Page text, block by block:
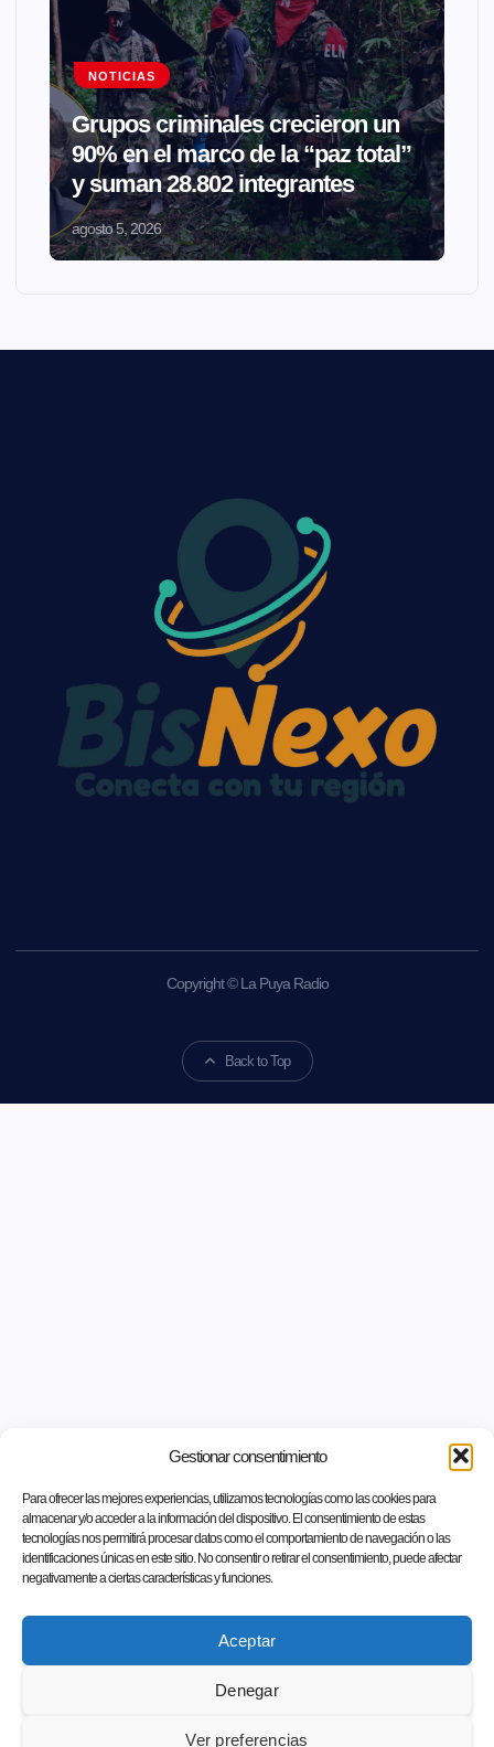
Gestionar consentimiento
Para ofrecer las mejores experiencias, utilizamos tecnologías como las cookies para
almacenar y/o acceder a la información del dispositivo. El consentimiento de estas
tecnologías nos permitirá procesar datos como el comportamiento de navegación o las
identificaciones únicas en este sitio. No consentir o retirar el consentimiento, puede afectar
negativamente a ciertas características y funciones.
Aceptar
Denegar
Ver preferencias
NOTICIAS
Grupos criminales crecieron un
90% en el marco de la “paz total”
y suman 28.802 integrantes
agosto 5, 2026
Copyright © La Puya Radio
Back to Top